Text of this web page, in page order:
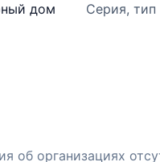
дом Серия, тип
об организациях